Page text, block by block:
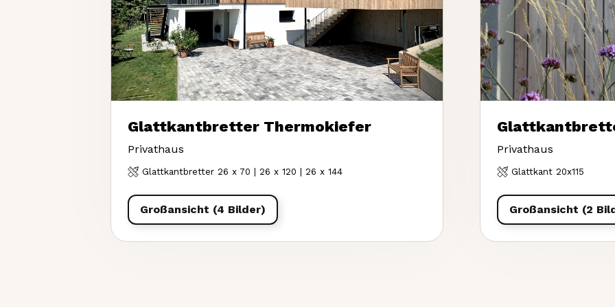
Glattkantbretter Thermokiefer
Privathaus
Glattkantbretter 26 x 70 | 26 x 120 | 26 x 144
Großansicht (4 Bilder)
Privathaus
Glattkant 20x115
Großansicht (2